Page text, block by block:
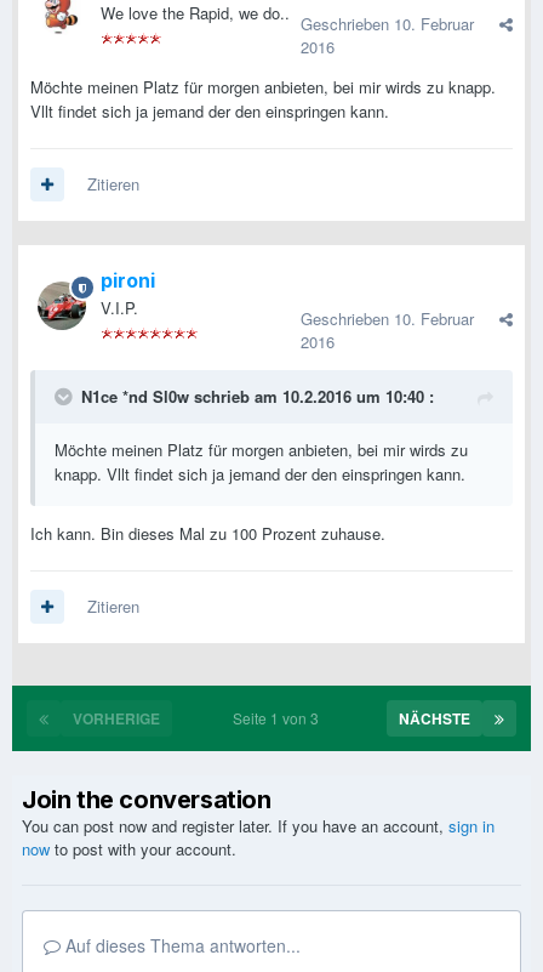
We love the Rapid, we do.. Geschrieben 10. Februar
2016
Möchte meinen Platz für morgen anbieten, bei mir wirds zu knapp.
Vllt findet sich ja jemand der den einspringen kann.
Zitieren
pironi
V.I.P. Geschrieben 10. Februar
2016
N1ce *nd Sl0w schrieb am 10.2.2016 um 10:40 :
Möchte meinen Platz für morgen anbieten, bei mir wirds zu
knapp. Vllt findet sich ja jemand der den einspringen kann.
Ich kann. Bin dieses Mal zu 100 Prozent zuhause.
Zitieren
VORHERIGE NÄCHSTE
Seite 1 von 3
Join the conversation
You can post now and register later. If you have an account, sign in
now to post with your account.
Auf dieses Thema antworten...